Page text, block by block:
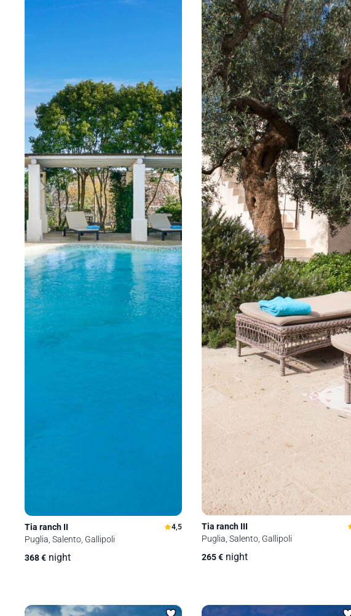
Tia ranch II 4,5
Puglia, Salento, Gallipoli
368€ night
Tia ranch III
Puglia, Salento, Gallipoli
265€ night